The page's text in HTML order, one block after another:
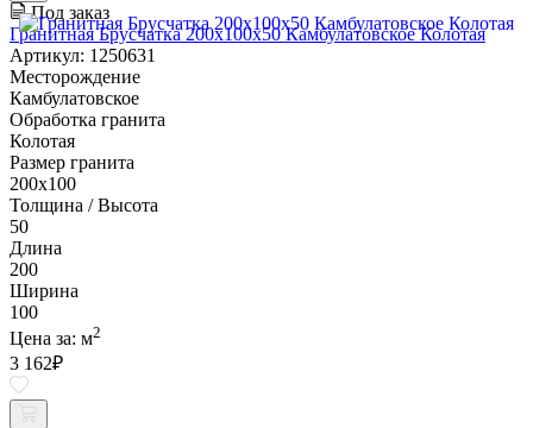
Под заказ
Гранитная Брусчатка 200х100x50 Камбулатовское Колотая
Артикул: 1250631
Месторождение
Камбулатовское
Обработка гранита
Колотая
Размер гранита
200х100
Толщина / Высота
50
Длина
200
Ширина
100
Цена за: м2
3 162₽